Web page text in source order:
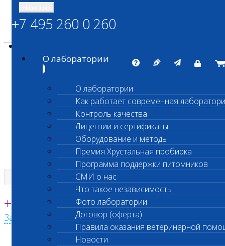
ШАНС БИО
Независимая ветеринарная лаборатория
Единая круглосуточная справочная
+7 495 260 0 260
Заказать звонок с сайта
+7 495 260 0 260
О лаборатории
О лаборатории
Как работает современная
Контроль качества
Лицензии и сертификаты
Оборудование и методы
Премия Хрустальная пробирка
Программа поддержки питомников
СМИ о нас
Что такое независимость
Фото лаборатории
Договор (оферта)
Правила оказания ветеринарной
Новости
Главная страница